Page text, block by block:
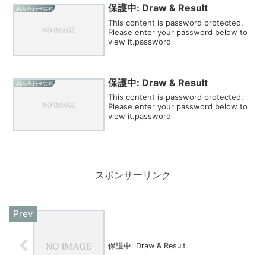
組み合わせ共有 保護中: Draw & Result
This content is password protected.
Please enter your password below to
view it.password
組み合わせ共有 保護中: Draw & Result
This content is password protected.
Please enter your password below to
view it.password
スポンサーリンク
保護中: Draw & Result